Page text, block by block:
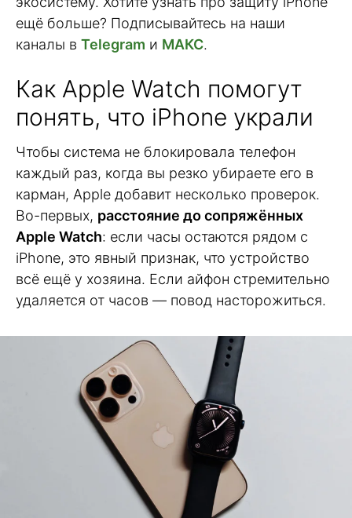
ещё больше? Подписывайтесь на наши
каналы в Telegram и МАКС.
Как Apple Watch помогут
понять, что iPhone украли
Чтобы система не блокировала телефон
каждый раз, когда вы резко убираете его в
карман, Apple добавит несколько проверок.
Во-первых, расстояние до сопряжённых
Apple Watch: если часы остаются рядом с
iPhone, это явный признак, что устройство
всё ещё у хозяина. Если айфон стремительно
удаляется от часов — повод насторожиться.